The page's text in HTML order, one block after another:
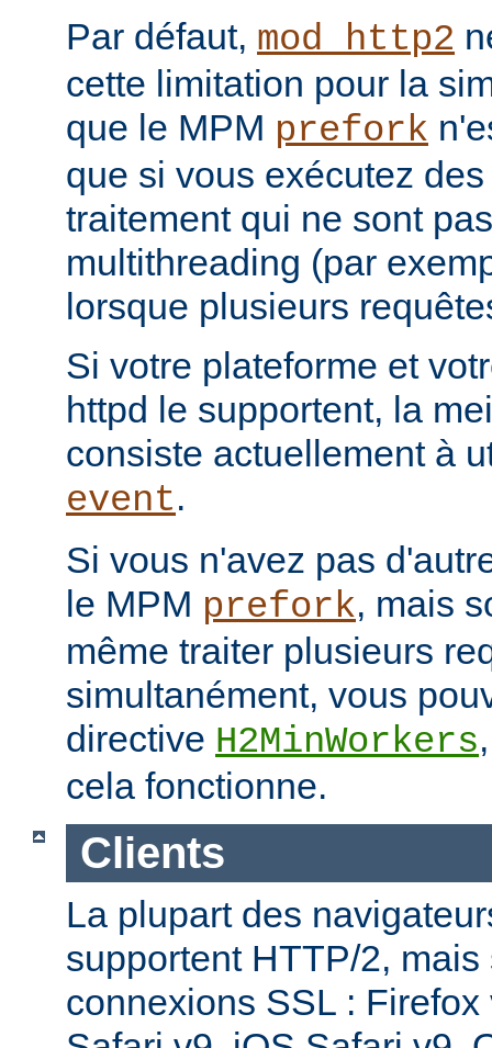
Par défaut, mod_http2
cette limitation pour la
que le MPM prefork
que si vous exécutez
traitement qui ne sont
multithreading (par
lorsque plusieurs
Si votre plateforme et
httpd le supportent, la
consiste actuellement à
event.
Si vous n'avez pas
le MPM prefork, mais
même traiter plusieurs
simultanément, vous
directive H2MinWorkers
cela fonctionne.
Clients
La plupart des
supportent HTTP/2,
connexions SSL :